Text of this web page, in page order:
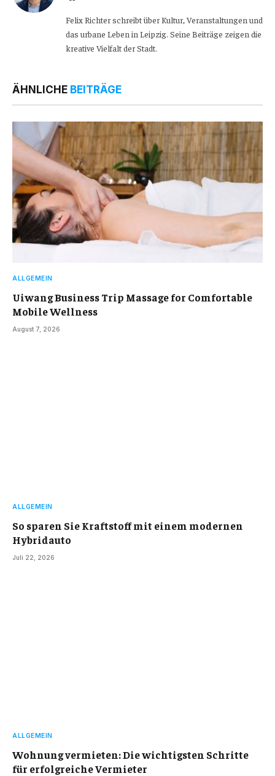
Felix Richter schreibt über Kultur, Veranstaltungen und
das urbane Leben in Leipzig. Seine Beiträge zeigen die
kreative Vielfalt der Stadt.
ÄHNLICHE BEITRÄGE
ALLGEMEIN
Uiwang Business Trip Massage for Comfortable
Mobile Wellness
August 7, 2026
ALLGEMEIN
So sparen Sie Kraftstoff mit einem modernen
Hybridauto
Juli 22, 2026
ALLGEMEIN
Wohnung vermieten: Die wichtigsten Schritte
für erfolgreiche Vermieter